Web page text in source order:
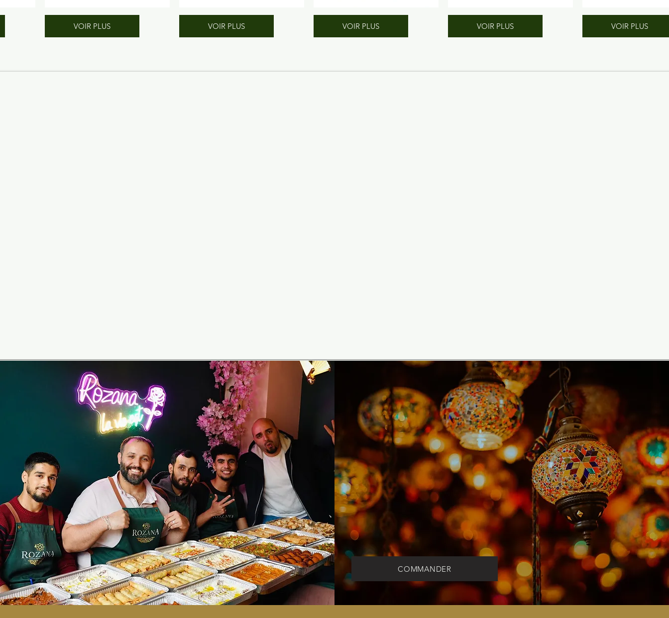
VOIR PLUS VOIR PLUS VOIR PLUS VOIR PLUS VOIR PLUS
LIVRAISON
OFFERTE
Dès 35·⁹⁰€
Amiens et alentours
COMMANDER